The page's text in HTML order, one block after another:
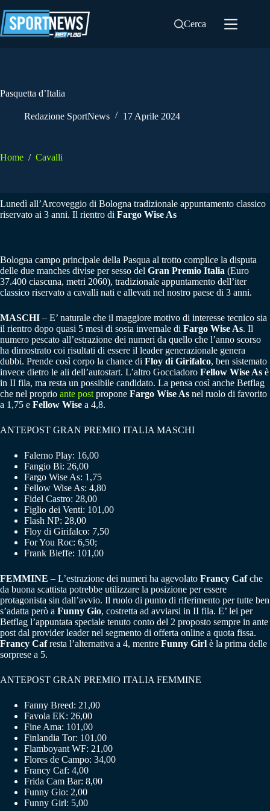
al
contenuto
Cerca
Pasquetta d’Italia
Redazione SportNews 17 Aprile 2024
Home / Cavalli
Lunedì all’Arcoveggio di Bologna tradizionale appuntamento classico
riservato ai 3 anni. Il rientro di Fargo Wise As
Bologna campo principale della Pasqua al trotto complice la disputa
delle due manches divise per sesso del Gran Premio Italia (Euro
37.400 ciascuna, metri 2060), tradizionale appuntamento dell’iter
classico riservato a cavalli nati e allevati nel nostro paese di 3 anni.
MASCHI – E’ naturale che il maggiore motivo di interesse tecnico sia
il rientro dopo quasi 5 mesi di sosta invernale di Fargo Wise As. Il
numero pescato all’estrazione dei numeri da quello che l’anno scorso
ha dimostrato coi risultati di essere il leader generazionale genera
dubbi. Prende così corpo la chance di Floy di Girifalco, ben sistemato
invece dietro le ali dell’autostart. L’altro Gocciadoro Fellow Wise As è
in II fila, ma resta un possibile candidato. La pensa così anche Betflag
che nel proprio ante post propone Fargo Wise As nel ruolo di favorito
a 1,75 e Fellow Wise a 4,8.
ANTEPOST GRAN PREMIO ITALIA MASCHI
Falerno Play: 16,00
Fangio Bi: 26,00
Fargo Wise As: 1,75
Fellow Wise As: 4,80
Fidel Castro: 28,00
Figlio dei Venti: 101,00
Flash NP: 28,00
Floy di Girifalco: 7,50
For You Roc: 6,50;
Frank Bieffe: 101,00
FEMMINE – L’estrazione dei numeri ha agevolato Francy Cafche
da buona scattista potrebbe utilizzare la posizione per essere
protagonista sin dall’avvio. Il ruolo di punto di riferimento per tutte ben
s’adatta però a Funny Gio, costretta ad avviarsi in II fila. E’ lei per
Betflag l’appuntata speciale tenuto conto del 2 proposto sempre in ante
post dal provider leader nel segmento di offerta online a quota fissa.
Francy Cafresta l’alternativa a 4, mentre Funny Girl è la prima delle
sorprese a 5.
ANTEPOST GRAN PREMIO ITALIA FEMMINE
Fanny Breed: 21,00
Favola EK: 26,00
Fine Ama: 101,00
Finlandia Tor: 101,00
Flamboyant WF: 21,00
Flores de Campo: 34,00
Francy Caf: 4,00
Frida Cam Bar: 8,00
Funny Gio: 2,00
Funny Girl: 5,00